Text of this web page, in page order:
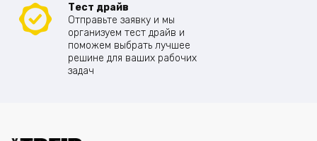
Тест драйв
Отправьте заявку и мы
организуем тест драйв и
поможем выбрать лучшее
решине для ваших рабочих
задач